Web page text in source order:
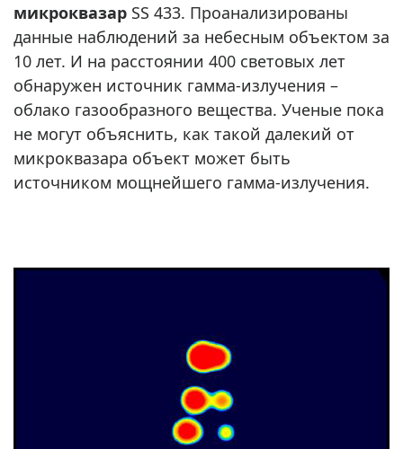
микроквазар SS 433. Проанализированы
данные наблюдений за небесным объектом за
10 лет. И на расстоянии 400 световых лет
обнаружен источник гамма-излучения –
облако газообразного вещества. Ученые пока
не могут объяснить, как такой далекий от
микроквазара объект может быть
источником мощнейшего гамма-излучения.